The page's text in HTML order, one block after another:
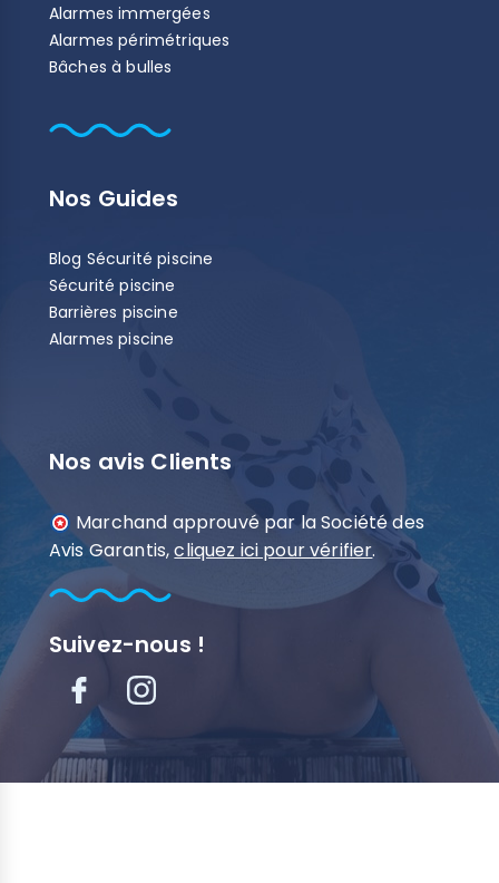
(34 avis)
Alarmes immergées
Alarmes périmétriques
Bâches à bulles
Nos Guides
Blog Sécurité piscine
Sécurité piscine
Barrières piscine
Alarmes piscine
Nos avis Clients
Marchand approuvé par la Société des
Avis Garantis,cliquez ici pour vérifier.
Suivez-nous !